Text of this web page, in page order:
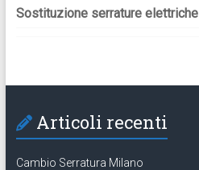
Sostituzione serrature elettriche
Articoli recenti
Cambio Serratura Milano